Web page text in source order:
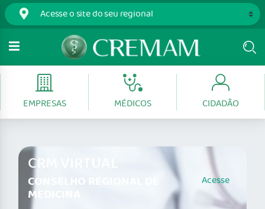
EMPRESAS MÉDICOS CIDADÃO
CRM VIRTUAL
CONSELHO REGIONAL DE
MEDICINA
Acesse